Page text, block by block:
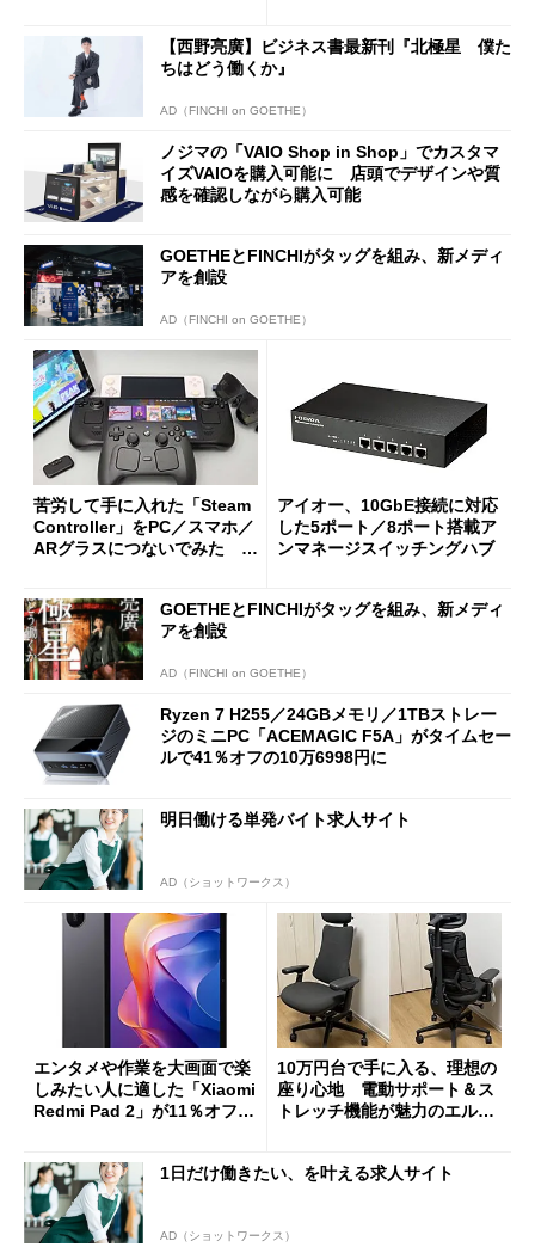
【西野亮廣】ビジネス書最新刊『北極星 僕た
ちはどう働くか』
AD（FINCHI on GOETHE）
ノジマの「VAIO Shop in Shop」でカスタマ
イズVAIOを購入可能に 店頭でデザインや質
感を確認しながら購入可能
GOETHEとFINCHIがタッグを組み、新メディ
アを創設
AD（FINCHI on GOETHE）
苦労して手に入れた「Steam
Controller」をPC／スマホ／
ARグラスにつないでみた ゲ
アイオー、10GbE接続に対応
した5ポート／8ポート搭載ア
ンマネージスイッチングハブ
GOETHEとFINCHIがタッグを組み、新メディ
アを創設
AD（FINCHI on GOETHE）
Ryzen 7 H255／24GBメモリ／1TBストレー
ジのミニPC「ACEMAGIC F5A」がタイムセー
ルで41％オフの10万6998円に
明日働ける単発バイト求人サイト
AD（ショットワークス）
エンタメや作業を大画面で楽
しみたい人に適した「Xiaomi
Redmi Pad 2」が11％オフの
10万円台で手に入る、理想の
座り心地 電動サポート＆ス
トレッチ機能が魅力のエルゴ
1日だけ働きたい、を叶える求人サイト
AD（ショットワークス）